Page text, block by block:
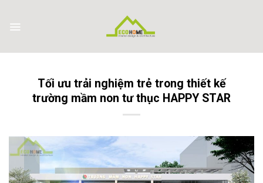
content
Tối ưu trải nghiệm trẻ trong thiết kế
trường mầm non tư thục HAPPY STAR